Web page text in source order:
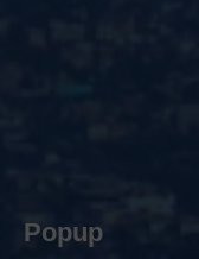
Popup